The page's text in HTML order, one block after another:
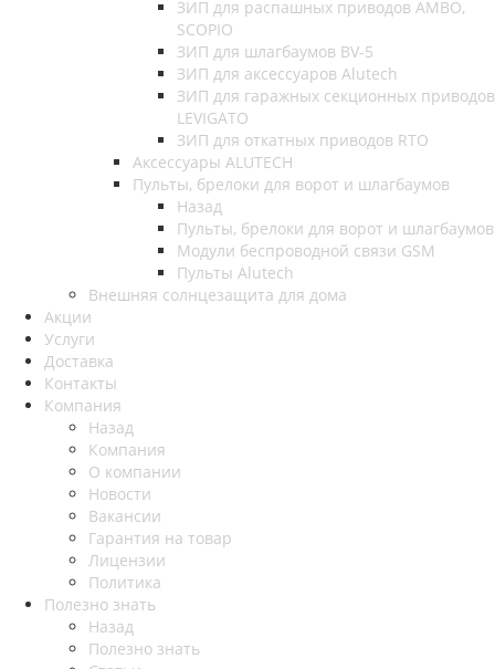
ЗИП для распашных приводов AMBO,
SCOPIO
ЗИП для шлагбаумов BV-5
ЗИП для аксессуаров Alutech
ЗИП для гаражных секционных приводов
LEVIGATO
ЗИП для откатных приводов RTO
Аксессуары ALUTECH
Пульты, брелоки для ворот и шлагбаумов
Назад
Пульты, брелоки для ворот и шлагбаумов
Модули беспроводной связи GSM
Пульты Alutech
Внешняя солнцезащита для дома
Акции
Услуги
Доставка
Контакты
Компания
Назад
Компания
О компании
Новости
Вакансии
Гарантия на товар
Лицензии
Политика
Полезно знать
Назад
Полезно знать